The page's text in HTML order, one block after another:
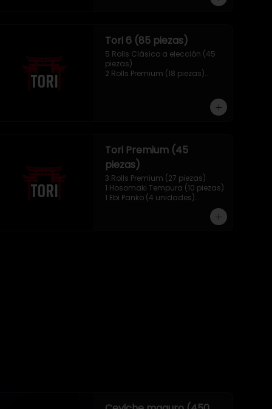
Tori 6 (85 piezas)
5 Rolls Clásico a elección (45
piezas)
2 Rolls Premium (18 piezas)
Tori Premium (45
piezas)
3 Rolls Premium (27 piezas)
1 Hosomaki Tempura (10 piezas)
1 Ebi Panko (4 unidades)